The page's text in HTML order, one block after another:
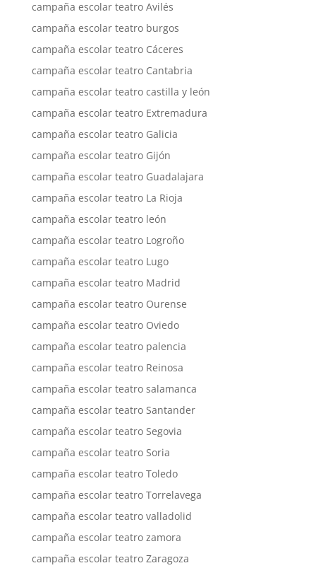
campaña escolar teatro Avilés
campaña escolar teatro burgos
campaña escolar teatro Cáceres
campaña escolar teatro Cantabria
campaña escolar teatro castilla y león
campaña escolar teatro Extremadura
campaña escolar teatro Galicia
campaña escolar teatro Gijón
campaña escolar teatro Guadalajara
campaña escolar teatro La Rioja
campaña escolar teatro león
campaña escolar teatro Logroño
campaña escolar teatro Lugo
campaña escolar teatro Madrid
campaña escolar teatro Ourense
campaña escolar teatro Oviedo
campaña escolar teatro palencia
campaña escolar teatro Reinosa
campaña escolar teatro salamanca
campaña escolar teatro Santander
campaña escolar teatro Segovia
campaña escolar teatro Soria
campaña escolar teatro Toledo
campaña escolar teatro Torrelavega
campaña escolar teatro valladolid
campaña escolar teatro zamora
campaña escolar teatro Zaragoza